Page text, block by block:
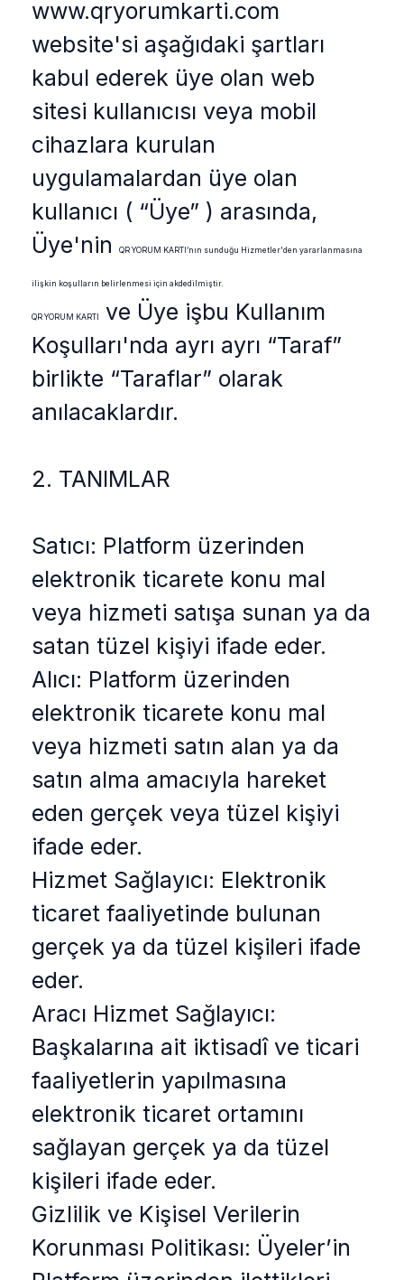
www.qryorumkarti.com
website'si aşağıdaki şartları
kabul ederek üye olan web
sitesi kullanıcısı veya mobil
cihazlara kurulan
uygulamalardan üye olan
kullanıcı ( “Üye” ) arasında,
Üye'nin
QR YORUM KARTI ’nın sunduğu Hizmetler'den yararlanmasına
ilişkin koşulların belirlenmesi için akdedilmiştir.
QR YORUM KARTI
ve Üye işbu Kullanım
Koşulları'nda ayrı ayrı “Taraf”
birlikte “Taraflar” olarak
anılacaklardır.
2. TANIMLAR
Satıcı: Platform üzerinden
elektronik ticarete konu mal
veya hizmeti satışa sunan ya da
satan tüzel kişiyi ifade eder.
Alıcı: Platform üzerinden
elektronik ticarete konu mal
veya hizmeti satın alan ya da
satın alma amacıyla hareket
eden gerçek veya tüzel kişiyi
ifade eder.
Hizmet Sağlayıcı: Elektronik
ticaret faaliyetinde bulunan
gerçek ya da tüzel kişileri ifade
eder.
Aracı Hizmet Sağlayıcı:
Başkalarına ait iktisadî ve ticari
faaliyetlerin yapılmasına
elektronik ticaret ortamını
sağlayan gerçek ya da tüzel
kişileri ifade eder.
Gizlilik ve Kişisel Verilerin
Korunması Politikası: Üyeler’in